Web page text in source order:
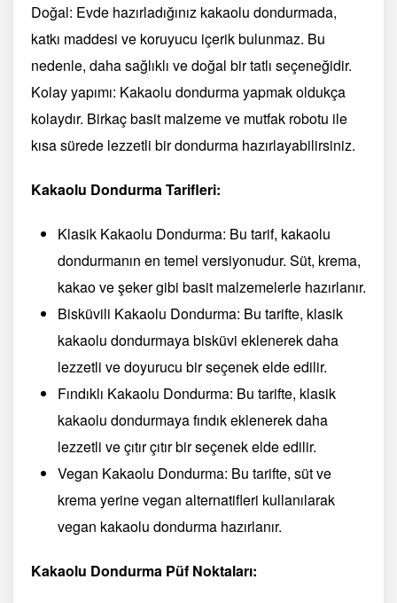
Doğal: Evde hazırladığınız kakaolu dondurmada,
katkı maddesi ve koruyucu içerik bulunmaz. Bu
nedenle, daha sağlıklı ve doğal bir tatlı seçeneğidir.
Kolay yapımı: Kakaolu dondurma yapmak oldukça
kolaydır. Birkaç basit malzeme ve mutfak robotu ile
kısa sürede lezzetli bir dondurma hazırlayabilirsiniz.
Kakaolu Dondurma Tarifleri:
Klasik Kakaolu Dondurma: Bu tarif, kakaolu
dondurmanın en temel versiyonudur. Süt, krema,
kakao ve şeker gibi basit malzemelerle hazırlanır.
Bisküvili Kakaolu Dondurma: Bu tarifte, klasik
kakaolu dondurmaya bisküvi eklenerek daha
lezzetli ve doyurucu bir seçenek elde edilir.
Fındıklı Kakaolu Dondurma: Bu tarifte, klasik
kakaolu dondurmaya fındık eklenerek daha
lezzetli ve çıtır çıtır bir seçenek elde edilir.
Vegan Kakaolu Dondurma: Bu tarifte, süt ve
krema yerine vegan alternatifleri kullanılarak
vegan kakaolu dondurma hazırlanır.
Kakaolu Dondurma Püf Noktaları: